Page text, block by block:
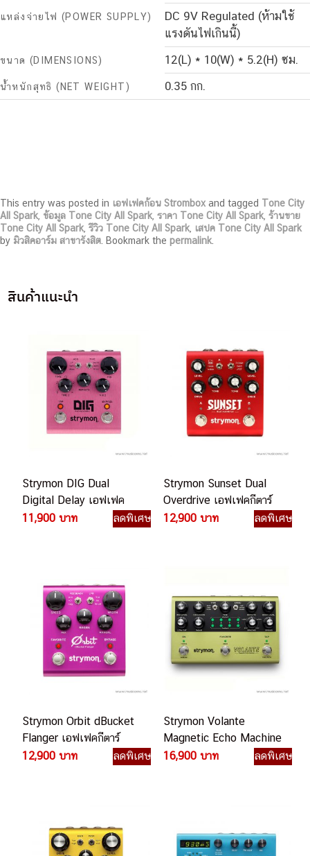
แหล่งจ่ายไฟ (POWER SUPPLY)
DC 9V Regulated (ห้ามใช้
แรงดันไฟเกินนี้)
ขนาด (DIMENSIONS) 12(L) * 10(W) * 5.2(H) ซม.
น้ำหนักสุทธิ (NET WEIGHT) 0.35 กก.
This entry was posted in เอฟเฟคก้อน Strombox and tagged Tone City
All Spark ข้อมูล Tone City All Spark ราคา Tone City All Spark ร้านขาย
Tone City All Spark ,รีวิว Tone City All Spark เสปค Tone City All Spark
by มิวสิคอาร์ม สาขารังสิต . Bookmark the permalink
สินค้าแนะนำ
Strymon DIG Dual
Digital Delay เอฟเฟค
กีตาร์ไฟฟ้า
11,900 บาท ลดพิเศษ
Strymon Sunset Dual
Overdrive เอฟเฟคกีตาร์
ไฟฟ้า
12,900 บาท ลดพิเศษ
Strymon Orbit dBucket
Flanger เอฟเฟคกีตาร์
ไฟฟ้า
12,900 บาท ลดพิเศษ
Strymon Volante
Magnetic Echo Machine
เอฟเฟคกีตาร์ไฟฟ้า
16,900 บาท ลดพิเศษ